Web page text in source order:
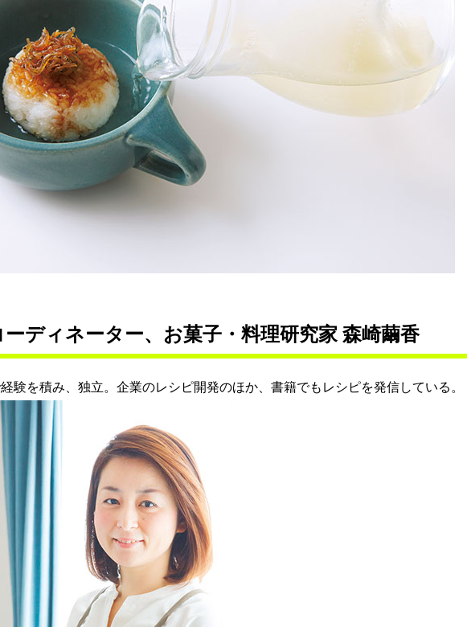
ディネーター、お菓子・料理研究家 森崎繭香
験を積み、独立。企業のレシピ開発のほか、書籍でもレシピを発信している。